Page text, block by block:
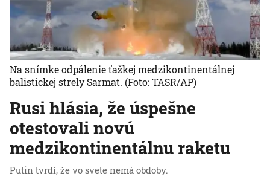
Rusi hlásia, že úspešne
otestovali novú
medzikontinentálnu raketu
Putin tvrdí, že vo svete nemá obdoby.
Na snímke odpálenie ťažkej medzikontinentálnej
balistickej strely Sarmat. (Foto: TASR/AP)